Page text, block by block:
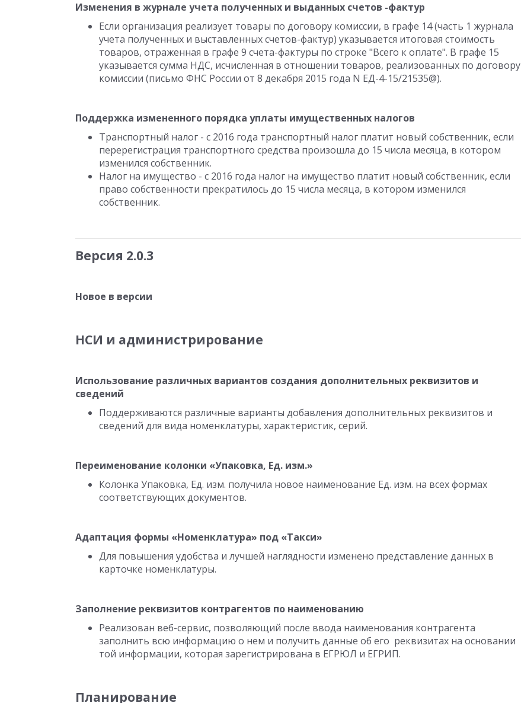
Изменения в журнале учета полученных и выданных счетов -фактур
Если организация реализует товары по договору комиссии, в графе 14 (часть 1 журнала
учета полученных и выставленных счетов-фактур) указывается итоговая стоимость
товаров, отраженная в графе 9 счета-фактуры по строке "Всего к оплате". В графе 15
указывается сумма НДС, исчисленная в отношении товаров, реализованных по договору
комиссии (письмо ФНС России от 8 декабря 2015 года N ЕД-4-15/21535@).
Поддержка измененного порядка уплаты имущественных налогов
Транспортный налог - с 2016 года транспортный налог платит новый собственник, если
перерегистрация транспортного средства произошла до 15 числа месяца, в котором
изменился собственник.
Налог на имущество - с 2016 года налог на имущество платит новый собственник, если
право собственности прекратилось до 15 числа месяца, в котором изменился
собственник.
Версия 2.0.3
Новое в версии
НСИ и администрирование
Использование различных вариантов создания дополнительных реквизитов и
сведений
Поддерживаются различные варианты добавления дополнительных реквизитов и
сведений для вида номенклатуры, характеристик, серий.
Переименование колонки «Упаковка, Ед. изм.»
Колонка Упаковка, Ед. изм. получила новое наименование Ед. изм. на всех формах
соответствующих документов.
Адаптация формы «Номенклатура» под «Такси»
Для повышения удобства и лучшей наглядности изменено представление данных в
карточке номенклатуры.
Заполнение реквизитов контрагентов по наименованию
Реализован веб-сервис, позволяющий после ввода наименования контрагента
заполнить всю информацию о нем и получить данные об его реквизитах на основании
той информации, которая зарегистрирована в ЕГРЮЛ и ЕГРИП.
Планирование